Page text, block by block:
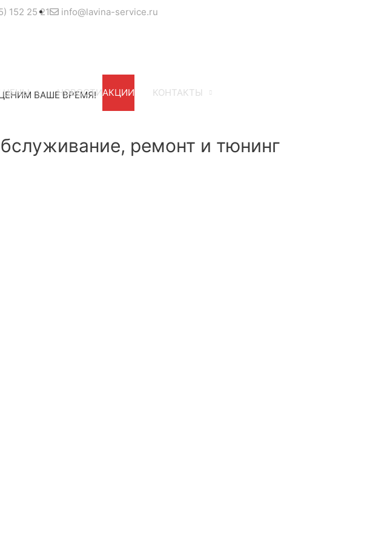
152 25 21 info@lavina-service.ru
ЦЕНЫ НОВОСТИАКЦИИ КОНТАКТЫ
ВАШЕ ВРЕМЯ!
ремонт и тюнинг